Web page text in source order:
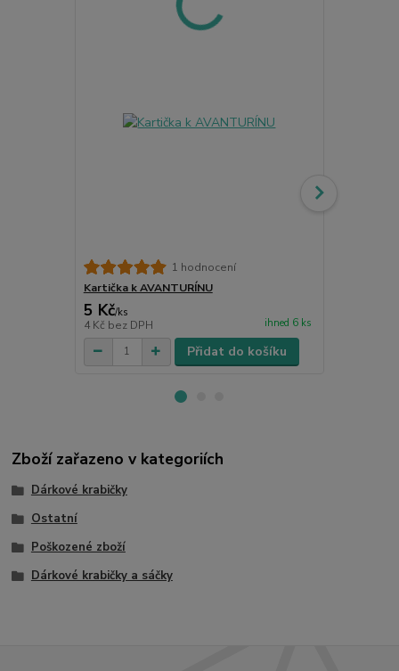
1 hodnocení
Kartička k AVANTURÍNU
5 Kč/ks
4 Kč bez DPH ihned 6 ks
Přidat do košíku
Zboží zařazeno v kategoriích
Dárkové krabičky
Ostatní
Poškozené zboží
Dárkové krabičky a sáčky